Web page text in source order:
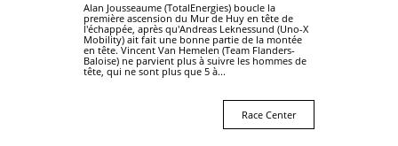
Alan Jousseaume (TotalEnergies) boucle la
première ascension du Mur de Huy en tête de
l'échappée, après qu'Andreas Leknessund (Uno-X
Mobility) ait fait une bonne partie de la montée
en tête. Vincent Van Hemelen (Team Flanders-
Baloise) ne parvient plus à suivre les hommes de
tête, qui ne sont plus que 5 à...
Race Center